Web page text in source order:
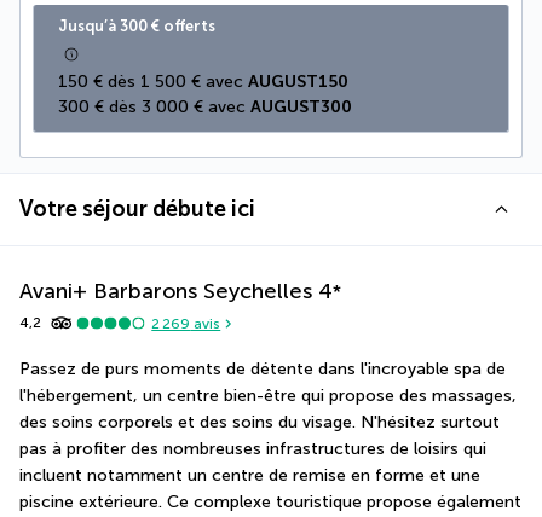
Jusqu’à 300 € offerts
150 € dès 1 500 € avec AUGUST150
300 € dès 3 000 € avec AUGUST300
Votre séjour débute ici
Avani+ Barbarons Seychelles 4*
4,2 2 269 avis
Passez de purs moments de détente dans l'incroyable spa de
l'hébergement, un centre bien-être qui propose des massages,
des soins corporels et des soins du visage. N'hésitez surtout
pas à profiter des nombreuses infrastructures de loisirs qui
incluent notamment un centre de remise en forme et une
piscine extérieure. Ce complexe touristique propose également